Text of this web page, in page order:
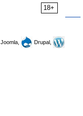
18+
Joomla,
Drupal,